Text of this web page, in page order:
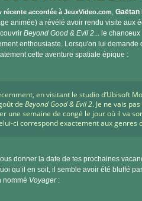
récente accordée à JeuxVideo.com, Gaëtan
animée) a révélé avoir rendu visite aux
Beyond Good & Evil 2... le chanceux
enthousiaste. Lorsqu'on lui demande
cette aventure spatiale épique :
en visitant le studio d’Ubisoft
de Beyond Good & Evil 2. Je ne vais
une semaine de congé le jour où il va
ci correspond exactement aux genres
donner la date de tes prochaines
qu’il en soit, il semble avoir été bluffé
nommé Voyager: